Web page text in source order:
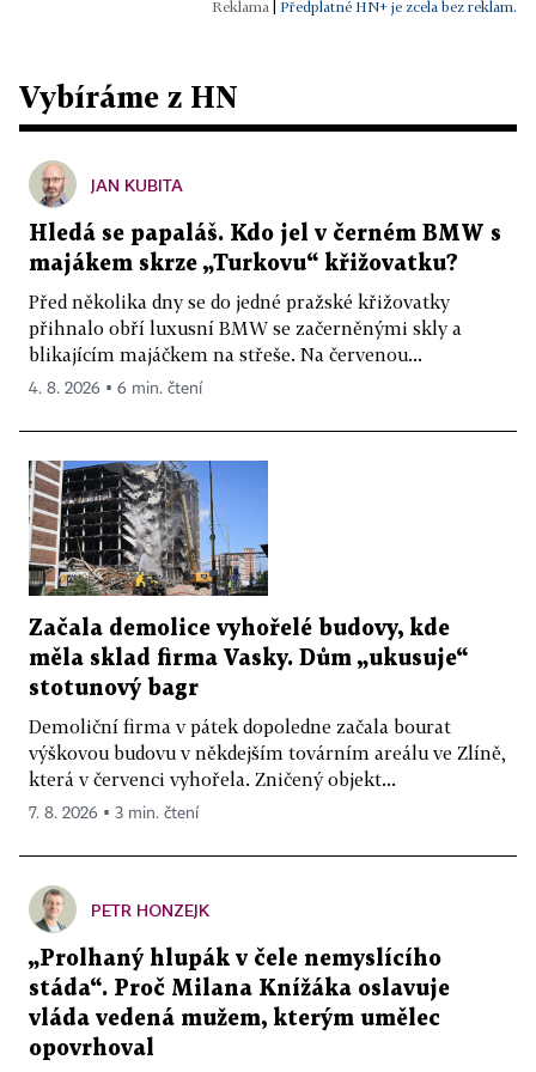
Předplatné HN+ je zcela bez reklam.
Vybíráme z HN
JAN KUBITA
Hledá se papaláš. Kdo jel v černém BMW s
majákem skrze „Turkovu“ křižovatku?
Před několika dny se do jedné pražské křižovatky
přihnalo obří luxusní BMW se začerněnými skly a
blikajícím majáčkem na střeše. Na červenou...
4. 8. 2026 ▪ 6 min. čtení
Začala demolice vyhořelé budovy, kde
měla sklad firma Vasky. Dům „ukusuje“
stotunový bagr
Demoliční firma v pátek dopoledne začala bourat
výškovou budovu v někdejším továrním areálu ve Zlíně,
která v červenci vyhořela. Zničený objekt...
7. 8. 2026 ▪ 3 min. čtení
PETR HONZEJK
„Prolhaný hlupák v čele nemyslícího
stáda“. Proč Milana Knížáka oslavuje
vláda vedená mužem, kterým umělec
opovrhoval